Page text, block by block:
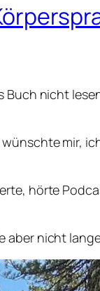
nicht
mir,
hörte
aber nicht